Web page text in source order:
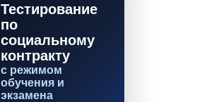
Тестирование
по
социальному
контракту
с режимом
обучения и
экзамена